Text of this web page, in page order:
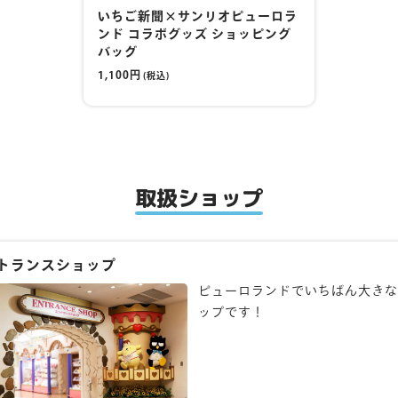
いちご新聞×サンリオピューロラ
ンド コラボグッズ ショッピング
バッグ
1,100円 (税込)
取扱ショップ
ランスショップ
ピューロランドでいちばん大き
ップです！